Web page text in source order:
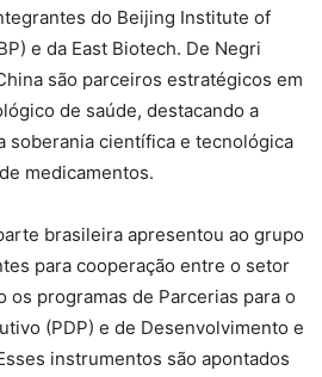
do Beijing Institute of
e da East Biotech. De Negri
são parceiros estratégicos em
de saúde, destacando a
soberania científica e tecnológica
medicamentos.
brasileira apresentou ao grupo
para cooperação entre o setor
os programas de Parcerias para o
(PDP) e de Desenvolvimento e
instrumentos são apontados